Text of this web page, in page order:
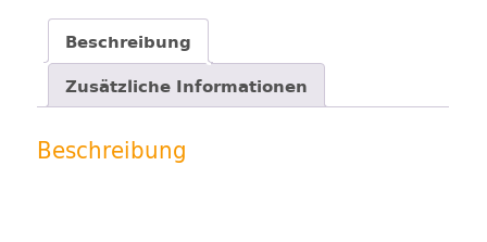
Beschreibung
Zusätzliche Informationen
Beschreibung